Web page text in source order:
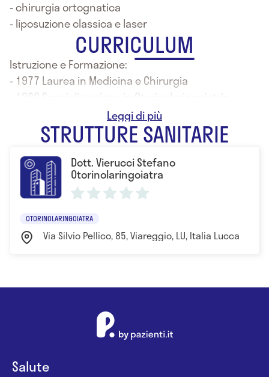
- chirurgia ortognatica
- liposuzione classica e laser
CURRICULUM
Istruzione e Formazione:
- 1977 Laurea in Medicina e Chirurgia
- 1980 Specializzazione in Otorinolaringoiatria
presso l'Università di Pisa
STRUTTURE SANITARIE
Dott. Vierucci Stefano
Otorinolaringoiatra
OTORINOLARINGOIATRA
Via Silvio Pellico, 85, Viareggio, LU, Italia Lucca
Salute